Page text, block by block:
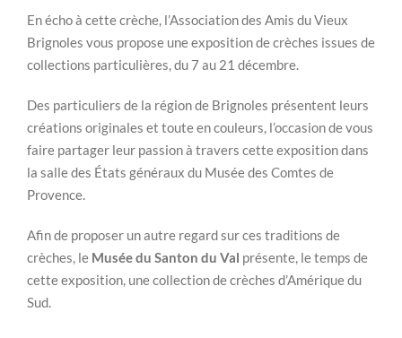
En écho à cette crèche, l’Association des Amis du Vieux
Brignoles vous propose une exposition de crèches issues de
collections particulières, du 7 au 21 décembre.
Des particuliers de la région de Brignoles présentent leurs
créations originales et toute en couleurs, l’occasion de vous
faire partager leur passion à travers cette exposition dans
la salle des États généraux du Musée des Comtes de
Provence.
Afin de proposer un autre regard sur ces traditions de
crèches, le Musée du Santon du Val présente, le temps de
cette exposition, une collection de crèches d’Amérique du
Sud.